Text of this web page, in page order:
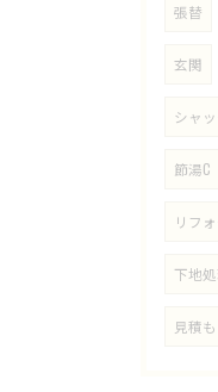
張替
玄関
シャ
節湯C
リフ
下地
見積